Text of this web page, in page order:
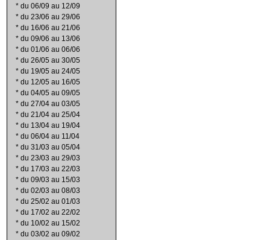
* du 06/09 au 12/09
* du 23/06 au 29/06
* du 16/06 au 21/06
* du 09/06 au 13/06
* du 01/06 au 06/06
* du 26/05 au 30/05
* du 19/05 au 24/05
* du 12/05 au 16/05
* du 04/05 au 09/05
* du 27/04 au 03/05
* du 21/04 au 25/04
* du 13/04 au 19/04
* du 06/04 au 11/04
* du 31/03 au 05/04
* du 23/03 au 29/03
* du 17/03 au 22/03
* du 09/03 au 15/03
* du 02/03 au 08/03
* du 25/02 au 01/03
* du 17/02 au 22/02
* du 10/02 au 15/02
* du 03/02 au 09/02